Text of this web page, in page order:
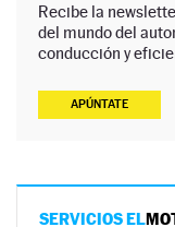
Recibe la
del mundo del
conducción y
APÚNTATE
SERVICIOS EL